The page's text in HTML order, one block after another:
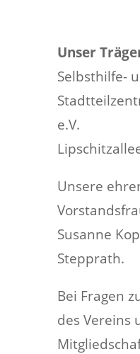
Unser
Selbsthilfe-
e.V.
Unsere
Susanne
Stepprath.
Bei Fragen
des Vereins